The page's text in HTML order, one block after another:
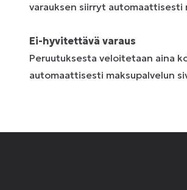
varauksen siirryt automaattisesti
Ei-hyvitettävä varaus
Peruutuksesta veloitetaan aina
automaattisesti maksupalvelun